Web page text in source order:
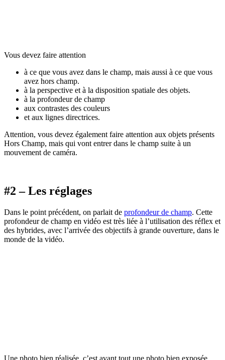
Vous devez faire attention
à ce que vous avez dans le champ, mais aussi à ce que vous
avez hors champ.
à la perspective et à la disposition spatiale des objets.
à la profondeur de champ
aux contrastes des couleurs
et aux lignes directrices.
Attention, vous devez également faire attention aux objets présents
Hors Champ, mais qui vont entrer dans le champ suite à un
mouvement de caméra.
#2 – Les réglages
Dans le point précédent, on parlait de profondeur de champ. Cette
profondeur de champ en vidéo est très liée à l’utilisation des réflex et
des hybrides, avec l’arrivée des objectifs à grande ouverture, dans le
monde de la vidéo.
Une photo bien réalisée, c’est avant tout une photo bien exposée.